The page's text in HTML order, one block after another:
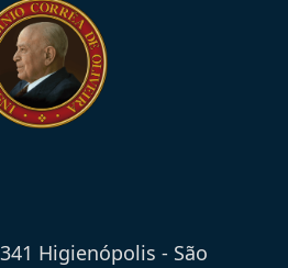
Higienópolis - São